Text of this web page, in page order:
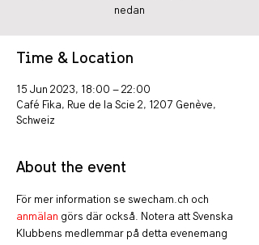
nedan
Time & Location
15 Jun 2023, 18:00 – 22:00
Café Fika, Rue de la Scie 2, 1207 Genève,
Schweiz
About the event
För mer information se swecham.ch och
anmälan görs där också. Notera att Svenska
Klubbens medlemmar på detta evenemang